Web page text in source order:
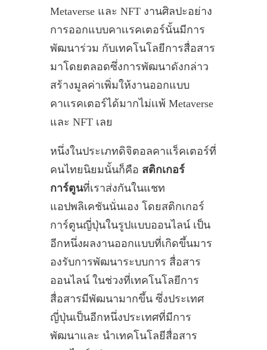
Metaverse และ NFT งานศิลปะอย่าง
การออกแบบคาเเรคเตอร์นั้นมีการ
พัฒนาร่วม กับเทคโนโลยีการสื่อสาร
มาโดยตลอดซึ่งการพัฒนาดังกล่าว
สร้างมูลค่าเพิ่มให้งานออกแบบ
คาเเรคเตอร์ได้มากไม่เเพ้ Metaverse
และ NFT เลย
หนึ่งในประเภทดิจิตอลคาแร็คเตอร์ที่
คนไทยนิยมนั้นก็คือ สติกเกอร์
การ์ตูนที่เราส่งกันในแชท
แอปพลิเคชันนั่นเอง โดยสติกเกอร์
การ์ตูนญี่ปุ่นในรูปแบบออนไลน์ เป็น
อีกหนึ่งผลงานออกแบบที่เกิดขึ้นมาร
องรับการพัฒนาระบบการ สื่อสาร
ออนไลน์ ในช่วงที่เทคโนโลยีการ
สื่อสารมีพัฒนามากขึ้น ซึ่งประเทศ
ญี่ปุ่นเป็นอีกหนึ่งประเทศที่มีการ
พัฒนาและ นำเทคโนโลยีสื่อสาร